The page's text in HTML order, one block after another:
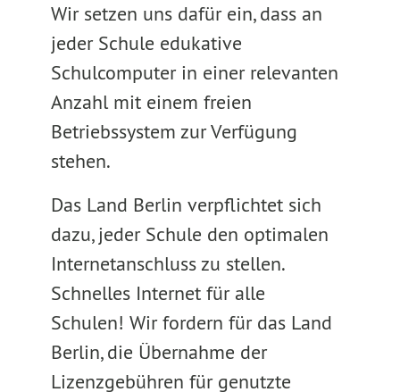
Wir setzen uns dafür ein, dass an
jeder Schule edukative
Schulcomputer in einer relevanten
Anzahl mit einem freien
Betriebssystem zur Verfügung
stehen.
Das Land Berlin verpflichtet sich
dazu, jeder Schule den optimalen
Internetanschluss zu stellen.
Schnelles Internet für alle
Schulen! Wir fordern für das Land
Berlin, die Übernahme der
Lizenzgebühren für genutzte